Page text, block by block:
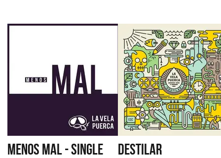
MENOS MAL - SINGLE DESTILAR